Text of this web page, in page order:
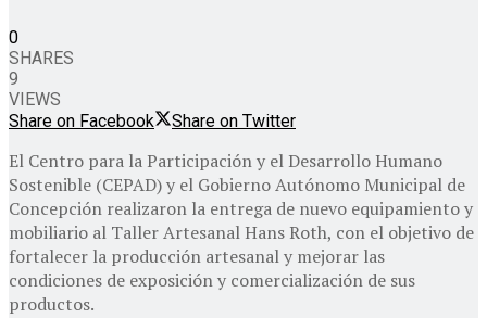
0
SHARES
9
VIEWS
Share on Facebook
Share on Twitter
El Centro para la Participación y el Desarrollo Humano
Sostenible (CEPAD) y el Gobierno Autónomo Municipal de
Concepción realizaron la entrega de nuevo equipamiento y
mobiliario al Taller Artesanal Hans Roth, con el objetivo de
fortalecer la producción artesanal y mejorar las
condiciones de exposición y comercialización de sus
productos.